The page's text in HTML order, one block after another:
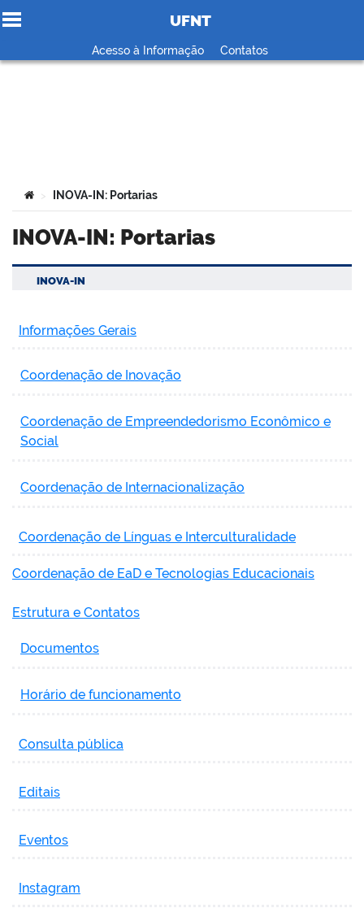
Ir para o conteúdo
UFNT
Acesso à Informação Contatos
Você está aqui:
> INOVA-IN: Portarias
INOVA-IN: Portarias
INOVA-IN
Informações Gerais
Coordenação de Inovação
Coordenação de Empreendedorismo Econômico e
Social
Coordenação de Internacionalização
Coordenação de Línguas e Interculturalidade
Coordenação de EaD e Tecnologias Educacionais
Estrutura e Contatos
Documentos
Horário de funcionamento
Consulta pública
Editais
Eventos
Instagram